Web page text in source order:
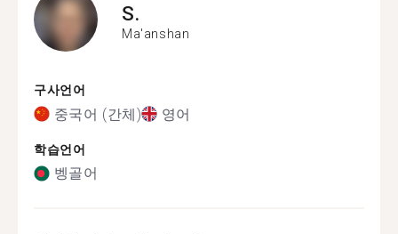
S.
Ma'anshan
구사언어
중국어 (간체) 영어
학습언어
벵골어